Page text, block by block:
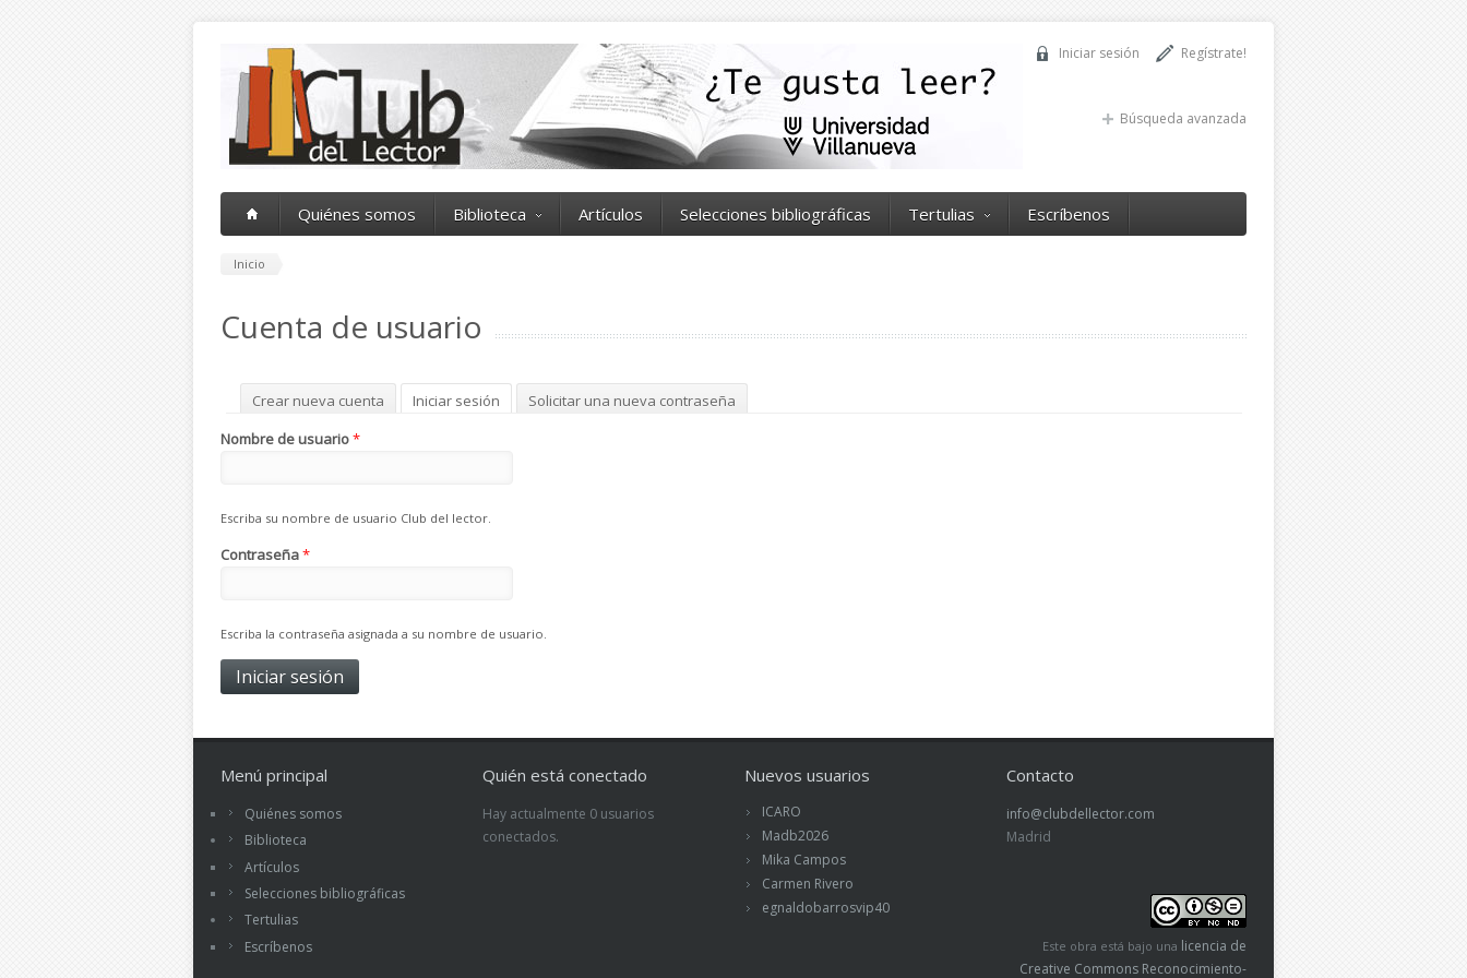
Regístrate!
Iniciar sesión
Búsqueda avanzada
Quiénes somos Biblioteca Artículos Selecciones bibliográficas Tertulias Escríbenos
Inicio
Cuenta de usuario
Solapas principales
Crear nueva cuenta Iniciar sesión (solapa activa)
Solicitar una nueva contraseña
Nombre de usuario*
Escriba su nombre de usuario Club del lector.
Contraseña*
Escriba la contraseña asignada a su nombre de usuario.
Menú principal
Quiénes somos
Biblioteca
Artículos
Selecciones bibliográficas
Tertulias
Escríbenos
Quién está conectado
Hay actualmente 0 usuarios
conectados.
Nuevos usuarios
ICARO
Madb2026
Mika Campos
Carmen Rivero
egnaldobarrosvip40
Contacto
info@clubdellector.com
Madrid
Este obra está bajo una licencia de
Creative Commons Reconocimiento-